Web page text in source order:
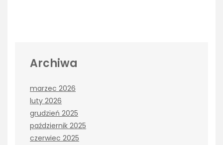
Archiwa
marzec 2026
luty 2026
grudzień 2025
październik 2025
czerwiec 2025